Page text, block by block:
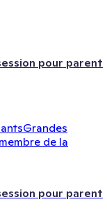
pour parent
Grandes
de la
pour parent